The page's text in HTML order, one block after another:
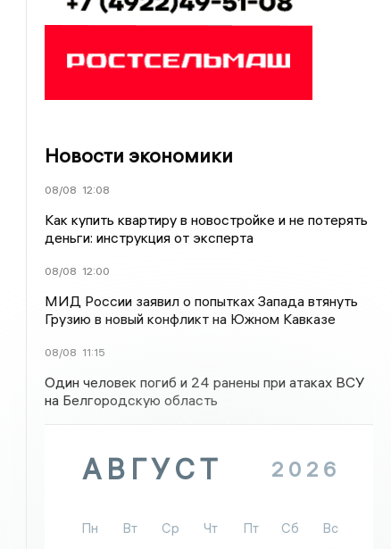
Новости экономики
08/08 12:08
Как купить квартиру в новостройке и не потерять
деньги: инструкция от эксперта
08/08 12:00
МИД России заявил о попытках Запада втянуть
Грузию в новый конфликт на Южном Кавказе
08/08 11:15
Один человек погиб и 24 ранены при атаках ВСУ
на Белгородскую область
АВГУСТ 2026
Пн Вт Ср Чт Пт Сб
Вс